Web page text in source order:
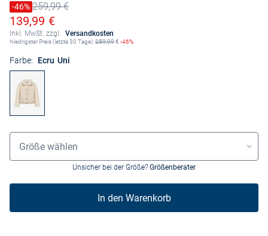
Preis reduziert um
-46%
Alter Preis259,99 €
Ermäßigter Preis
139,99 €
Inkl. MwSt. zzgl. Versandkosten
Niedrigster Preis (letzte 30 Tage):259,99€ -46%
Farbe: Ecru Uni
Größenauswahl
Größe wählen
Unsicher bei der Größe? Größenberater
In den Warenkorb